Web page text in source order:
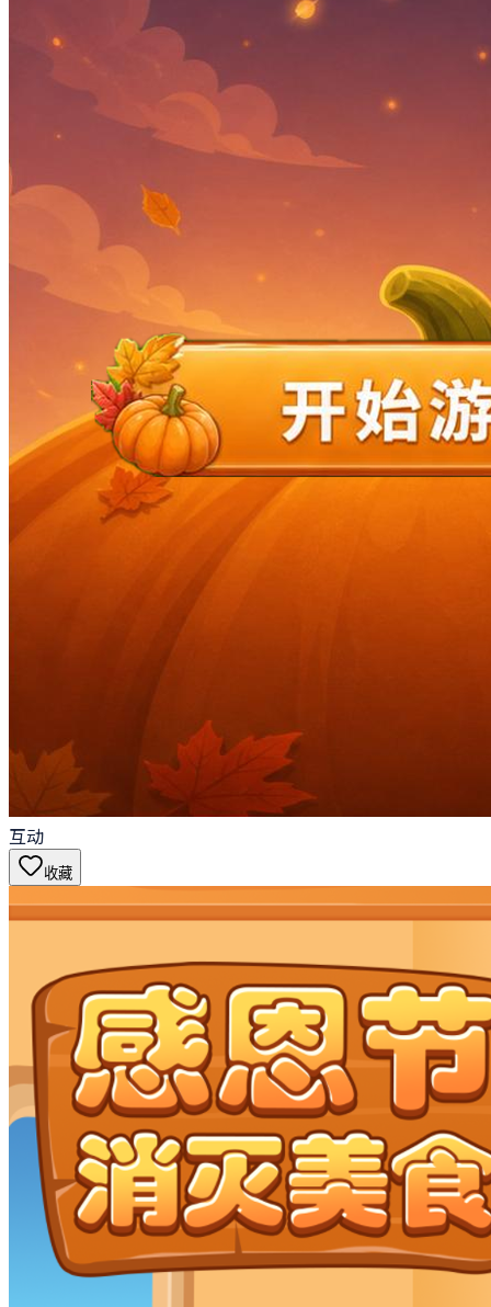
互动
收藏